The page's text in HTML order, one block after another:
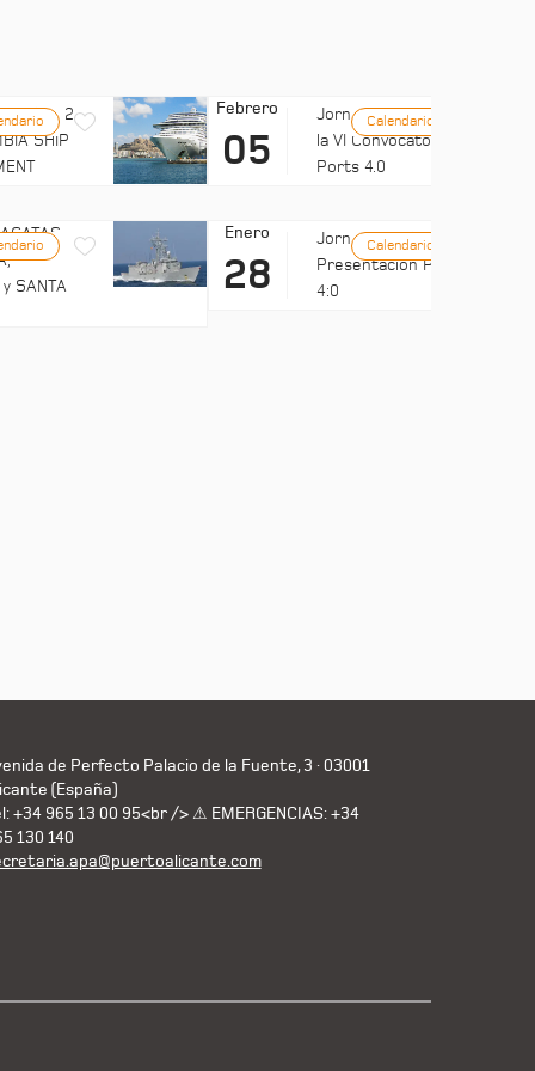
MED 2
SHIP
y SANTA
Febrero
05
Jornada: Difusión de
la VI Convocatoria de
Ports 4.0
Calendario
Enero
28
Jornadas UMH:
Presentación Ports
4:0
Calendario
de Perfecto Palacio de la Fuente, 3 · 03001
(España)
+34 965 13 00 95<br /> ⚠ EMERGENCIAS: +34
130 140